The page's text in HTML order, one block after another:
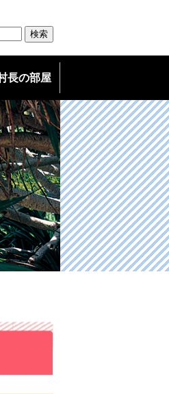
み
につい
島
長の部屋